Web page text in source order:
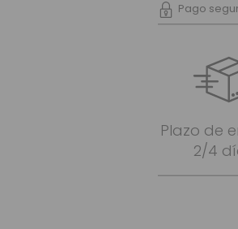
Pago
Plazo de
2/4